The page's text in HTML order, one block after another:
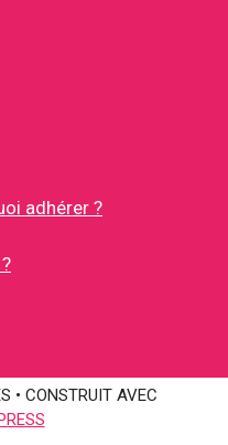
adhérer ?
• CONSTRUIT AVEC